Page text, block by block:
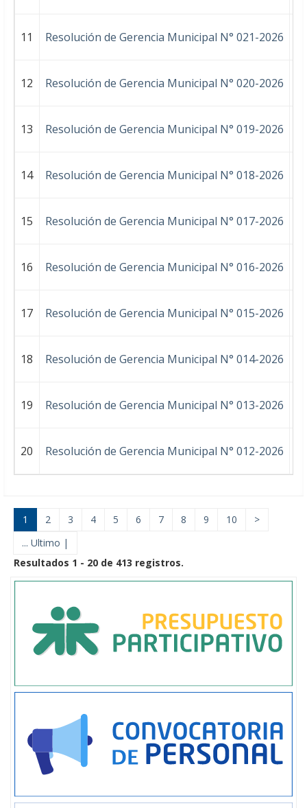
11 Resolución de Gerencia Municipal N° 021-2026
12 Resolución de Gerencia Municipal N° 020-2026
13 Resolución de Gerencia Municipal N° 019-2026
14 Resolución de Gerencia Municipal N° 018-2026
15 Resolución de Gerencia Municipal N° 017-2026
16 Resolución de Gerencia Municipal N° 016-2026
17 Resolución de Gerencia Municipal N° 015-2026
18 Resolución de Gerencia Municipal N° 014-2026
19 Resolución de Gerencia Municipal N° 013-2026
20 Resolución de Gerencia Municipal N° 012-2026
1 2 3 4 5 6 7 8 9 10
>
... Ultimo |
Resultados 1 - 20 de 413 registros.